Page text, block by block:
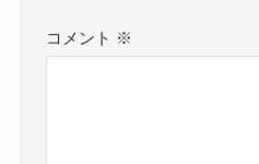
コメント ※